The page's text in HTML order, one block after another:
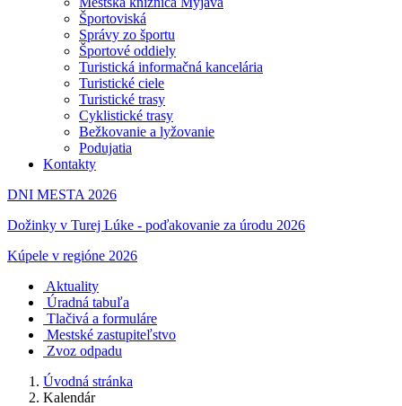
Športoviská
Správy zo športu
Športové oddiely
Turistická informačná kancelária
Turistické ciele
Turistické trasy
Cyklistické trasy
Bežkovanie a lyžovanie
Podujatia
Kontakty
DNI MESTA 2026
Dožinky v Turej Lúke - poďakovanie za úrodu 2026
Kúpele v regióne 2026
Aktuality
Úradná tabuľa
Tlačivá a formuláre
Mestské zastupiteľstvo
Zvoz odpadu
Úvodná stránka
Kalendár